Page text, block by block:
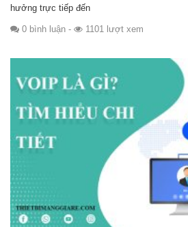
hưởng trực tiếp đến
0 bình luận - 1101 lượt xem